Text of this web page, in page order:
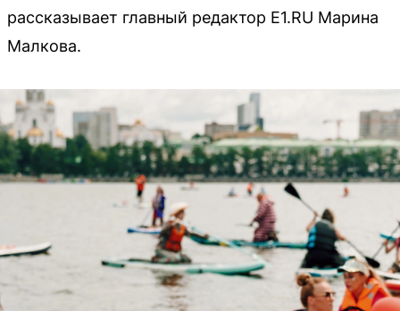
рассказывает главный редактор E1.RU Марина
Малкова.